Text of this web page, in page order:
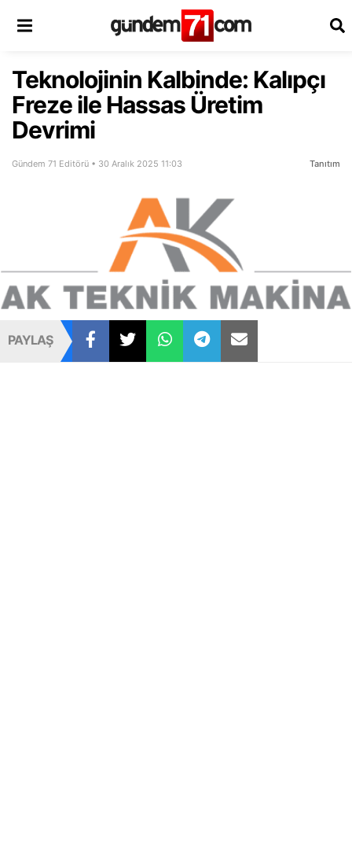
Teknolojinin Kalbinde: Kalıpçı
Freze ile Hassas Üretim
Devrimi
Gündem 71 Editörü • 30 Aralık 2025 11:03 Tanıtım
PAYLAŞ